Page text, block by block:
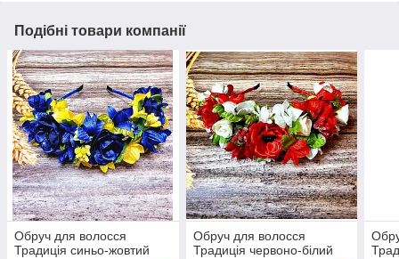
Подібні товари компанії
Обруч для волосся
Традиція синьо-жовтий
Обруч для волосся
Традиція червоно-білий